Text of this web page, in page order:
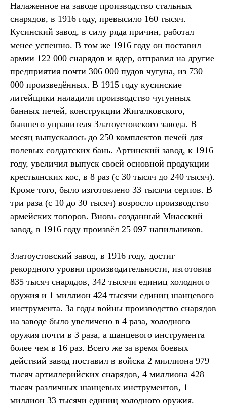
Налаженное на заводе производство стальных
снарядов, в 1916 году, превысило 160 тысяч.
Кусинский завод, в силу ряда причин, работал
менее успешно. В том же 1916 году он поставил
армии 122 000 снарядов и ядер, отправил на другие
предприятия почти 306 000 пудов чугуна, из 730
000 произведённых. В 1915 году кусинские
литейщики наладили производство чугунных
банных печей, конструкции Жигалковского,
бывшего управителя Златоустовского завода. В
месяц выпускалось до 250 комплектов печей для
полевых солдатских бань. Артинский завод, к 1916
году, увеличил выпуск своей основной продукции –
крестьянских кос, в 8 раз (с 30 тысяч до 240 тысяч).
Кроме того, было изготовлено 33 тысячи серпов. В
три раза (с 10 до 30 тысяч) возросло производство
армейских топоров. Вновь созданный Миасский
завод, в 1916 году произвёл 25 097 напильников.
Златоустовский завод, в 1916 году, достиг
рекордного уровня производительности, изготовив
835 тысяч снарядов, 342 тысячи единиц холодного
оружия и 1 миллион 424 тысячи единиц шанцевого
инструмента. За годы войны производство снарядов
на заводе было увеличено в 4 раза, холодного
оружия почти в 3 раза, а шанцевого инструмента
более чем в 16 раз. Всего же за время боевых
действий завод поставил в войска 2 миллиона 979
тысяч артиллерийских снарядов, 4 миллиона 428
тысяч различных шанцевых инструментов, 1
миллион 33 тысячи единиц холодного оружия.